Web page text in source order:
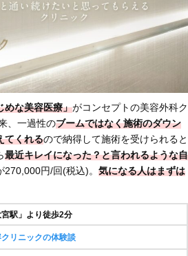
めな美容医療」がコンセプトの美容外科ク
、一過性のブームではなく施術のダウン
てくれるので納得して施術を受けられると
最近キレイになった？と言われるような自
270,000円/回(税込)。 気になる人はまずは
駅」より徒歩2分
リニックの体験談